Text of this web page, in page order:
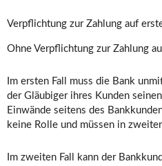
Verpflichtung zur Zahlung auf
Ohne Verpflichtung zur Zahlung
Im ersten Fall muss die Bank
der Gläubiger ihres Kunden
Einwände seitens des
keine Rolle und müssen in
Im zweiten Fall kann der